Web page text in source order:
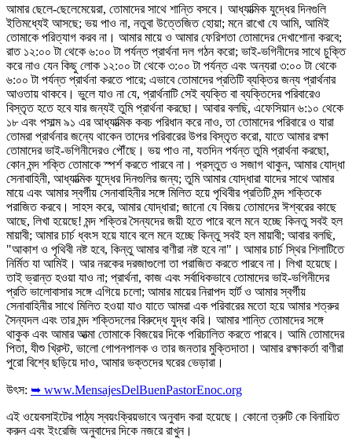
আমার ছেলে-ছেলেমেয়েরা, তোমাদের সাথে শান্তি বসবে। আধ্যাত্মিক যুদ্ধের দিনগুলি
ইতিমধ্যেই আসছে; ভয় পাও না, নতুবা উত্তেজিত হোয়া; মনে রাখো যে আমি, আমিই
তোমাকে পরিত্যাগ করব না। আমার মায়ে ও আমার ফেরিশতা তোমাদের দেখাশোনা করবে;
রাত ১২:০০ টা থেকে ৬:০০ টা পর্যন্ত প্রার্থনা দল গঠন করো; ভাই-ভগিনীদের সাথে চুক্তি
করে নাও যেন কিছু লোক ১২:০০ টা থেকে ৩:০০ টা পর্যন্ত এবং অন্যরা ৩:০০ টা থেকে
৬:০০ টা পর্যন্ত প্রার্থনা করতে পারে; এভাবে তোমাদের প্রতিটি ব্যক্তির জন্য প্রার্থনার
আওতায় থাকবে। ভুলে যাও না যে, প্রার্থনাটি সেই ব্যক্তি বা ব্যক্তিদের পরিবারেও
বিস্তৃত হতে হবে যার জন্যই তুমি প্রার্থনা করছো। আবার বলছি, এফেসিয়ান ৬:১০ থেকে
১৮ এবং পসাল্ম ৯১ এর আধ্যাত্মিক কবচ পরিধান করে নাও, তা তোমাদের পরিবারে ও যারা
তোমরা প্রার্থনার জন্যে থাকেন তাদের পরিবারের উপর বিস্তৃত করো, যাতে আমার রক্ষা
তোমাদের ভাই-ভগিনীদেরও পৌঁছে। ভয় পাও না, যতদিন পর্যন্ত তুমি প্রার্থনা করছো,
কোন মন্দ শক্তি তোমাকে স্পর্শ করতে পারবে না। প্রস্তুত ও সজাগ থাকুন, আমার যোদ্ধা
সেনাবাহিনী, আধ্যাত্মিক যুদ্ধের দিনগুলির জন্য; তুমি আমার যোদ্ধারা যাদের সাথে আমার
মায়ে এবং আমার স্বর্গীয় সেনাবাহিনীর সঙ্গে মিলিত হয়ে পৃথিবীর প্রতিটি মন্দ শক্তিকে
পরাজিত করবে। সাহস করে, আমার যোদ্ধারা; জানো যে বিজয় তোমাদের ঈশ্বরের কাছে
আছে, লিখা হয়েছে! মন্দ শক্তির সৈন্যদের জয়ী হতে পারে বলে মনে হচ্ছে কিনতু সবই হল
মায়াবী; আমার চার্চ ধ্বংস হয়ে যাবে বলে মনে হচ্ছে কিন্তু সবই হল মায়াবী; আবার বলছি,
"আকাশ ও পৃথিবী নষ্ট হবে, কিন্তু আমার বাণীরা নষ্ট হবে না"। আমার চার্চ স্থির শিলাটিতে
নির্মিত যা আমিই। আর নরকের দরজাগুলো তা পরাজিত করতে পারবে না। লিখা হয়েছে।
তাই ভ্রান্ত হওয়া যাও না; প্রার্থনা, কাজ এবং সর্বাধিকভাবে তোমাদের ভাই-ভগিনীদের
প্রতি ভালোবাসার সঙ্গে এগিয়ে চলো; আমার মায়ের নিরাপদ হার্ট ও আমার স্বর্গীয়
সেনাবাহিনীর সাথে মিলিত হওয়া যাও যাতে আমরা এক পরিবারের মতো হয়ে আমার শত্রুর
সৈন্যদল এবং তার মন্দ শক্তিদলের বিরুদ্ধে যুদ্ধ করি। আমার শান্তি তোমাদের সঙ্গে
থাকুক এবং আমার আত্মা তোমাকে বিজয়ের দিকে পরিচালিত করতে পারবে। আমি তোমাদের
পিতা, যীশু খ্রিস্ট, ভালো গোপনপালক ও তার জনতার মুক্তিদাতা। আমার রক্ষাকর্তা বাণীরা
পুরো বিশ্বে ছড়িয়ে দাও, আমার ভক্তদের ঘরের ভেড়ারা।
উৎস: ➥ www.MensajesDelBuenPastorEnoc.org
এই ওয়েবসাইটের পাঠ্য স্বয়ংক্রিয়ভাবে অনুবাদ করা হয়েছে। কোনো ত্রুটি কে বিনায়িত
করুন এবং ইংরেজি অনুবাদের দিকে নজরে রাখুন।